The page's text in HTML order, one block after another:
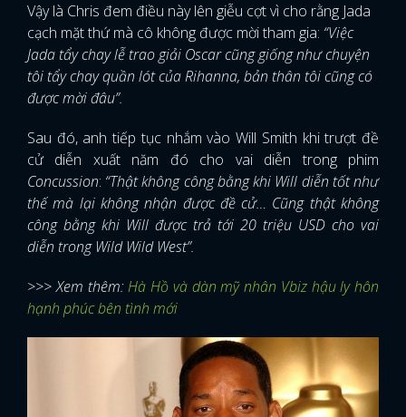
Vậy là Chris đem điều này lên giễu cợt vì cho rằng Jada
cạch mặt thứ mà cô không được mời tham gia: “Việc
Jada tẩy chay lễ trao giải Oscar cũng giống như chuyện
tôi tẩy chay quần lót của Rihanna, bản thân tôi cũng có
được mời đâu”.
Sau đó, anh tiếp tục nhắm vào Will Smith khi trượt đề
cử diễn xuất năm đó cho vai diễn trong phim
Concussion: “Thật không công bằng khi Will diễn tốt như
thế mà lại không nhận được đề cử… Cũng thật không
công bằng khi Will được trả tới 20 triệu USD cho vai
diễn trong Wild Wild West”.
>>> Xem thêm:Hà Hồ và dàn mỹ nhân Vbiz hậu ly hôn
hạnh phúc bên tình mới